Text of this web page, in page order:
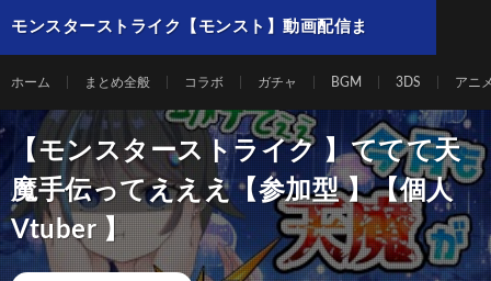
モンスターストライク【モンスト】動画配信ま
ホーム まとめ全般 コラボ ガチャ BGM 3DS アニ
【モンスターストライク 】ててて天
魔手伝ってえええ【参加型 】【個人
Vtuber 】